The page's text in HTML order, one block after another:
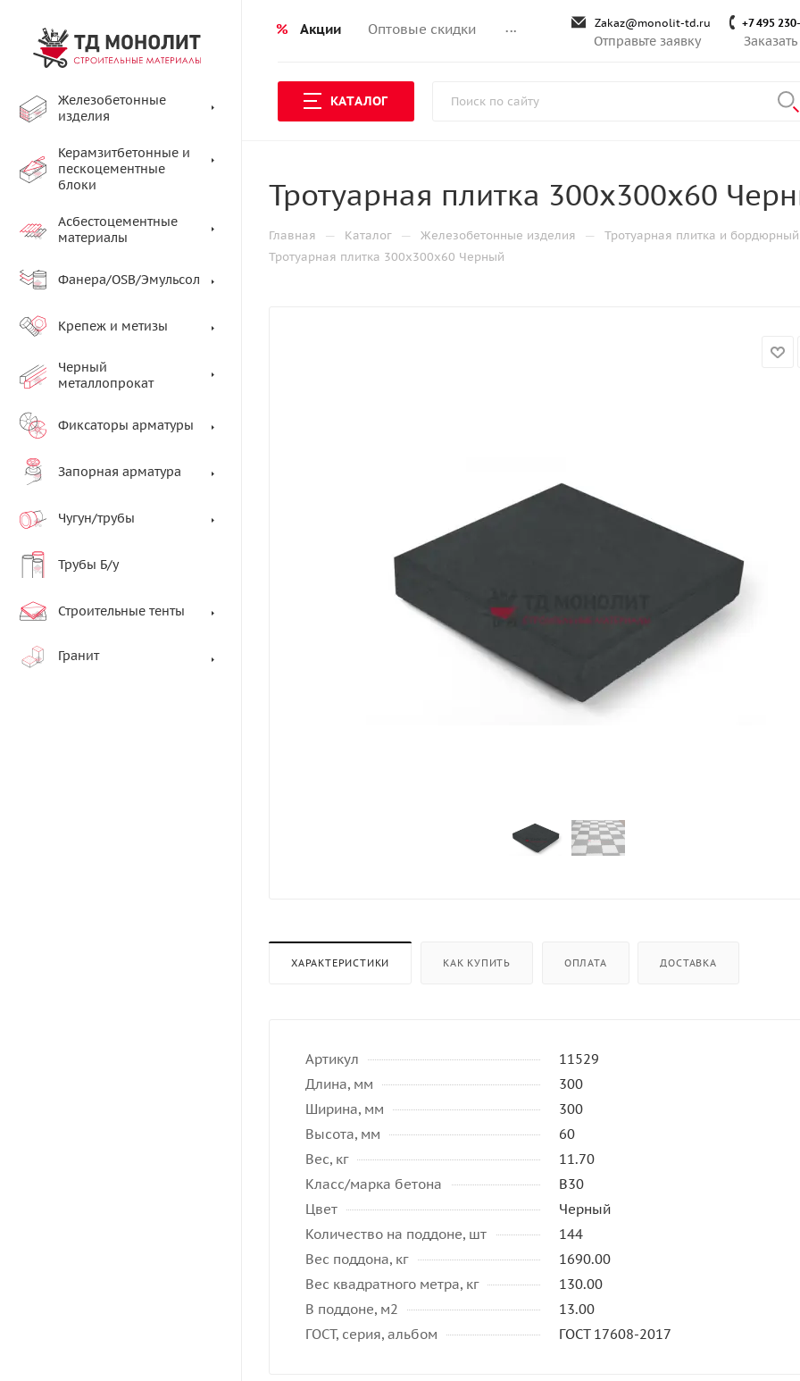
% Акции Оптовые скидки ... Zakaz@monolit-td.ru
Отправьте заявку
+7 495
КАТАЛОГ
Железобетонные
изделия
Керамзитбетонные и
пескоцементные
блоки
Асбестоцементные
материалы
Фанера/OSB/Эмульсол
Крепеж и метизы
Черный
металлопрокат
Фиксаторы арматуры
Запорная арматура
Чугун/трубы
Трубы Б/у
Строительные тенты
Гранит
Тротуарная плитка 300х300х60
Главная — Каталог — Железобетонные изделия — Тротуарная плитка и
Тротуарная плитка 300х300х60 Черный
ХАРАКТЕРИСТИКИ КАК КУПИТЬ ОПЛАТА ДОСТАВКА
Артикул
11529
Длина, мм
300
Ширина, мм
300
Высота, мм
60
Вес, кг
11.70
Класс/марка бетона
B30
Цвет
Черный
Количество на поддоне, шт
144
Вес поддона, кг
1690.00
Вес квадратного метра, кг
130.00
В поддоне, м2
13.00
ГОСТ, серия, альбом
ГОСТ 17608-2017